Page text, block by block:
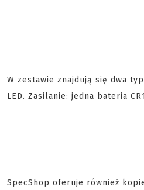
W zestawie znajdują się dwa
LED. Zasilanie: jedna bateria
SpecShop oferuje również